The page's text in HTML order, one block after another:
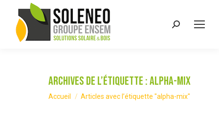
Recherche
Archives de l’étiquette :alpha-mix
Vous êtes ici :
Accueil Articles avec l’étiquette "alpha-mix"